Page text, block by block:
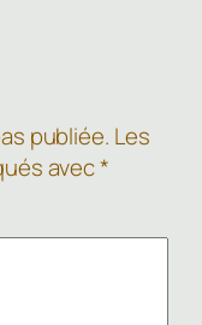
publiée. Les
avec*